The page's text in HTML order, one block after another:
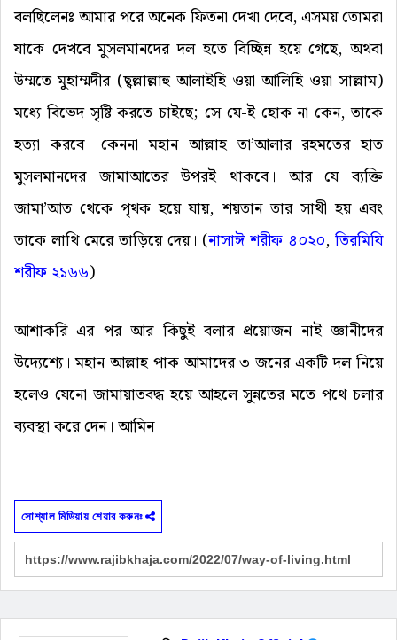
বলছিলেনঃ আমার পরে অনেক ফিতনা দেখা দেবে, এসময় তোমরা
যাকে দেখবে মুসলমানদের দল হতে বিচ্ছিন্ন হয়ে গেছে, অথবা
উম্মতে মুহাম্মদীর (ছ্বল্লাল্লাহু আলাইহি ওয়া আলিহি ওয়া সাল্লাম)
মধ্যে বিভেদ সৃষ্টি করতে চাইছে; সে যে-ই হোক না কেন, তাকে
হত্যা করবে। কেননা মহান আল্লাহ তা’আলার রহমতের হাত
মুসলমানদের জামাআতের উপরই থাকবে। আর যে ব্যক্তি
জামা’আত থেকে পৃথক হয়ে যায়, শয়তান তার সাথী হয় এবং
তাকে লাথি মেরে তাড়িয়ে দেয়। (নাসাঈ শরীফ ৪০২০, তিরমিযি
শরীফ ২১৬৬)
আশাকরি এর পর আর কিছুই বলার প্রয়োজন নাই জ্ঞানীদের
উদ্যেশ্যে। মহান আল্লাহ পাক আমাদের ৩ জনের একটি দল নিয়ে
হলেও যেনো জামায়াতবদ্ধ হয়ে আহলে সুন্নতের মতে পথে চলার
ব্যবস্থা করে দেন। আমিন।
সোশ্যাল মিডিয়ায় শেয়ার করুনঃ